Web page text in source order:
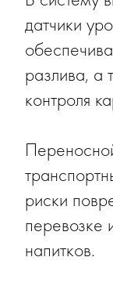
датчики
разлива, а
контроля
риски
перевозке
напитков.